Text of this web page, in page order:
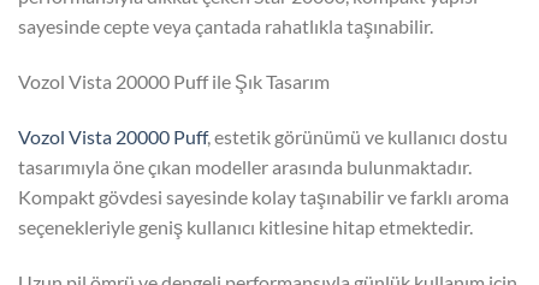
sayesinde cepte veya çantada rahatlıkla taşınabilir.
Vozol Vista 20000 Puff ile Şık Tasarım
Vozol Vista 20000 Puff, estetik görünümü ve kullanıcı dostu
tasarımıyla öne çıkan modeller arasında bulunmaktadır.
Kompakt gövdesi sayesinde kolay taşınabilir ve farklı aroma
seçenekleriyle geniş kullanıcı kitlesine hitap etmektedir.